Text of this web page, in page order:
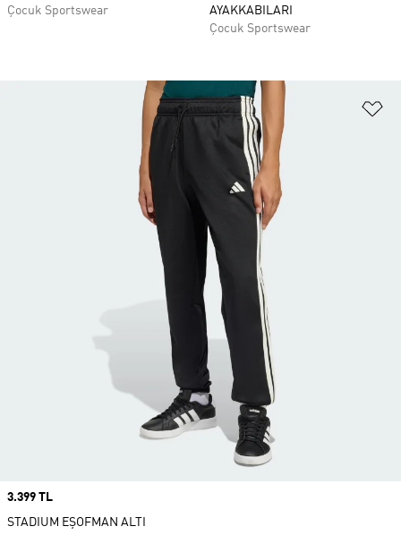
Çocuk Sportswear
AYAKKABILARI
Çocuk Sportswear
Price
3.399 TL
STADIUM EŞOFMAN ALTI